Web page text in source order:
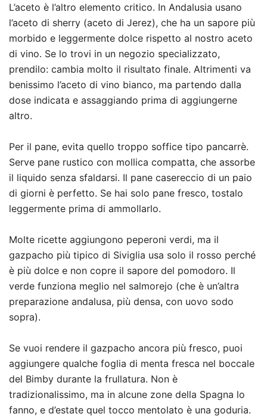
L’aceto è l’altro elemento critico. In Andalusia usano
l’aceto di sherry (aceto di Jerez), che ha un sapore più
morbido e leggermente dolce rispetto al nostro aceto
di vino. Se lo trovi in un negozio specializzato,
prendilo: cambia molto il risultato finale. Altrimenti va
benissimo l’aceto di vino bianco, ma partendo dalla
dose indicata e assaggiando prima di aggiungerne
altro.
Per il pane, evita quello troppo soffice tipo pancarrè.
Serve pane rustico con mollica compatta, che assorbe
il liquido senza sfaldarsi. Il pane casereccio di un paio
di giorni è perfetto. Se hai solo pane fresco, tostalo
leggermente prima di ammollarlo.
Molte ricette aggiungono peperoni verdi, ma il
gazpacho più tipico di Siviglia usa solo il rosso perché
è più dolce e non copre il sapore del pomodoro. Il
verde funziona meglio nel salmorejo (che è un’altra
preparazione andalusa, più densa, con uovo sodo
sopra).
Se vuoi rendere il gazpacho ancora più fresco, puoi
aggiungere qualche foglia di menta fresca nel boccale
del Bimby durante la frullatura. Non è
tradizionalissimo, ma in alcune zone della Spagna lo
fanno, e d’estate quel tocco mentolato è una goduria.